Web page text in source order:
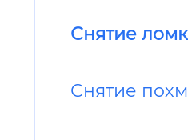
Снятие
Снятие